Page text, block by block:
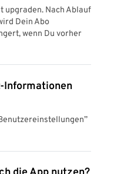
upgraden. Nach Ablauf
Dein Abo
wenn Du vorher
Informationen